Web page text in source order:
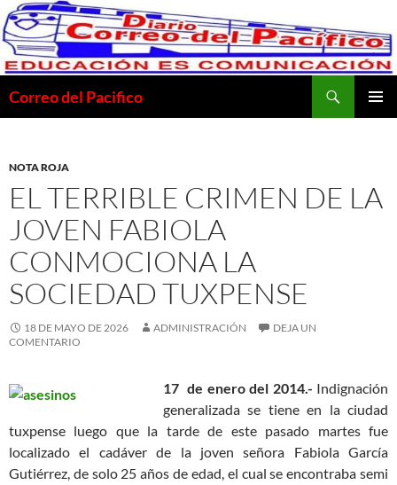
Saltar
al
contenido
Correo del Pacifico
NOTA ROJA
EL TERRIBLE CRIMEN DE LA
JOVEN FABIOLA
CONMOCIONA LA
SOCIEDAD TUXPENSE
18 DE MAYO DE 2026 ADMINISTRACIÓN
DEJA UN
COMENTARIO
17 de enero del 2014.- Indignación
generalizada se tiene en la ciudad
tuxpense luego que la tarde de este pasado martes fue
localizado el cadáver de la joven señora Fabiola García
Gutiérrez, de solo 25 años de edad, el cual se encontraba semi